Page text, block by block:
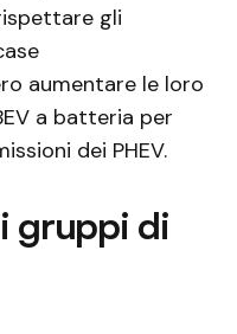
gli
aumentare le loro
a batteria per
dei PHEV.
gruppi di